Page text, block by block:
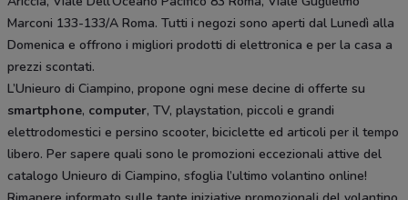
Marconi 133-133/A Roma. Tutti i negozi sono aperti dal Lunedì alla
Domenica e offrono i migliori prodotti di elettronica e per la casa a
prezzi scontati.
L’Unieuro di Ciampino, propone ogni mese decine di offerte su
smartphone, computer, TV, playstation, piccoli e grandi
elettrodomestici e persino scooter, biciclette ed articoli per il tempo
libero. Per sapere quali sono le promozioni eccezionali attive del
catalogo Unieuro di Ciampino, sfoglia l’ultimo volantino online!